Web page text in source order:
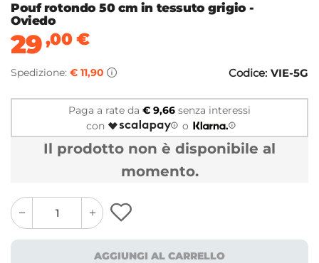
Pouf rotondo 50 cm in tessuto grigio -
Oviedo
29,00€
Spedizione: € 11,90 Codice: VIE-5G
Paga a rate da € 9,66 senza interessi
con
o
Il prodotto non è disponibile al
momento.
quantity
button
quantity
minus
button
AGGIUNGI AL CARRELLO